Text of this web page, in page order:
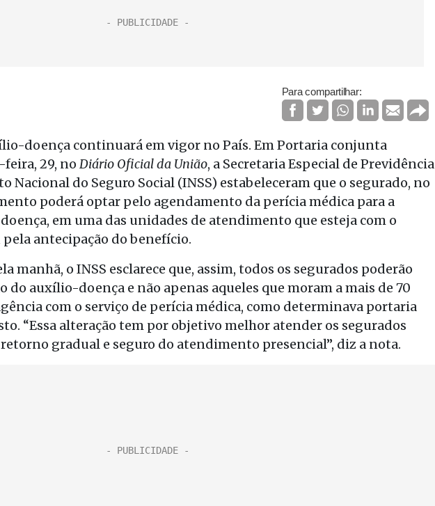
Para compartilhar:
doença continuará em vigor no País. Em Portaria conjunta
29, no Diário Oficial da União, a Secretaria Especial de Previdência
Nacional do Seguro Social (INSS) estabeleceram que o segurado, no
poderá optar pelo agendamento da perícia médica para a
em uma das unidades de atendimento que esteja com o
antecipação do benefício.
manhã, o INSS esclarece que, assim, todos os segurados poderão
do auxílio-doença e não apenas aqueles que moram a mais de 70
com o serviço de perícia médica, como determinava portaria
“Essa alteração tem por objetivo melhor atender os segurados
gradual e seguro do atendimento presencial”, diz a nota.